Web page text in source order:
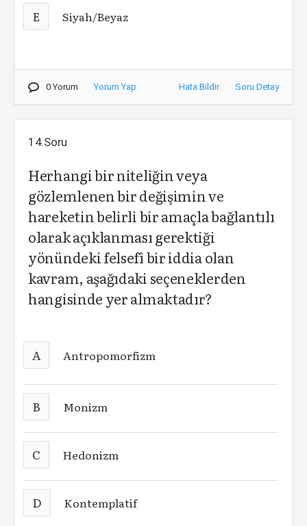
E Siyah/Beyaz
0 Yorum Yorum Yap Hata Bildir Soru Detay
14.Soru
Herhangi bir niteliğin veya
gözlemlenen bir değişimin ve
hareketin belirli bir amaçla bağlantılı
olarak açıklanması gerektiği
yönündeki felsefî bir iddia olan
kavram, aşağıdaki seçeneklerden
hangisinde yer almaktadır?
A Antropomorfizm
B Monizm
C Hedonizm
D Kontemplatif